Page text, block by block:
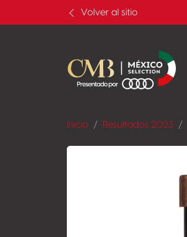
Volver al sitio
Inicio Resultados 2023